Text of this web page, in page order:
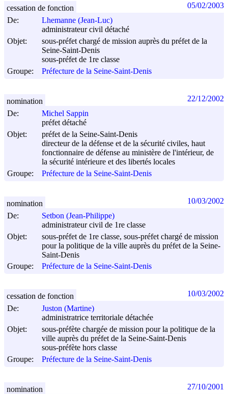
De:
Lhemanne (Jean-Luc)
administrateur civil détaché
Objet:
sous-préfet chargé de mission auprès du préfet de la
Seine-Saint-Denis
sous-préfet de 1re classe
Groupe:
Préfecture de la Seine-Saint-Denis
cessation de fonction 05/02/2003
De:
Michel Sappin
préfet détaché
Objet:
préfet de la Seine-Saint-Denis
directeur de la défense et de la sécurité civiles, haut
fonctionnaire de défense au ministère de l'intérieur, de
la sécurité intérieure et des libertés locales
Groupe:
Préfecture de la Seine-Saint-Denis
nomination 22/12/2002
De:
Setbon (Jean-Philippe)
administrateur civil de 1re classe
Objet:
sous-préfet de 1re classe, sous-préfet chargé de mission
pour la politique de la ville auprès du préfet de la Seine-
Saint-Denis
Groupe:
Préfecture de la Seine-Saint-Denis
nomination 10/03/2002
De:
Juston (Martine)
administratrice territoriale détachée
Objet:
sous-préfète chargée de mission pour la politique de la
ville auprès du préfet de la Seine-Saint-Denis
sous-préfète hors classe
Groupe:
Préfecture de la Seine-Saint-Denis
cessation de fonction 10/03/2002
nomination 27/10/2001